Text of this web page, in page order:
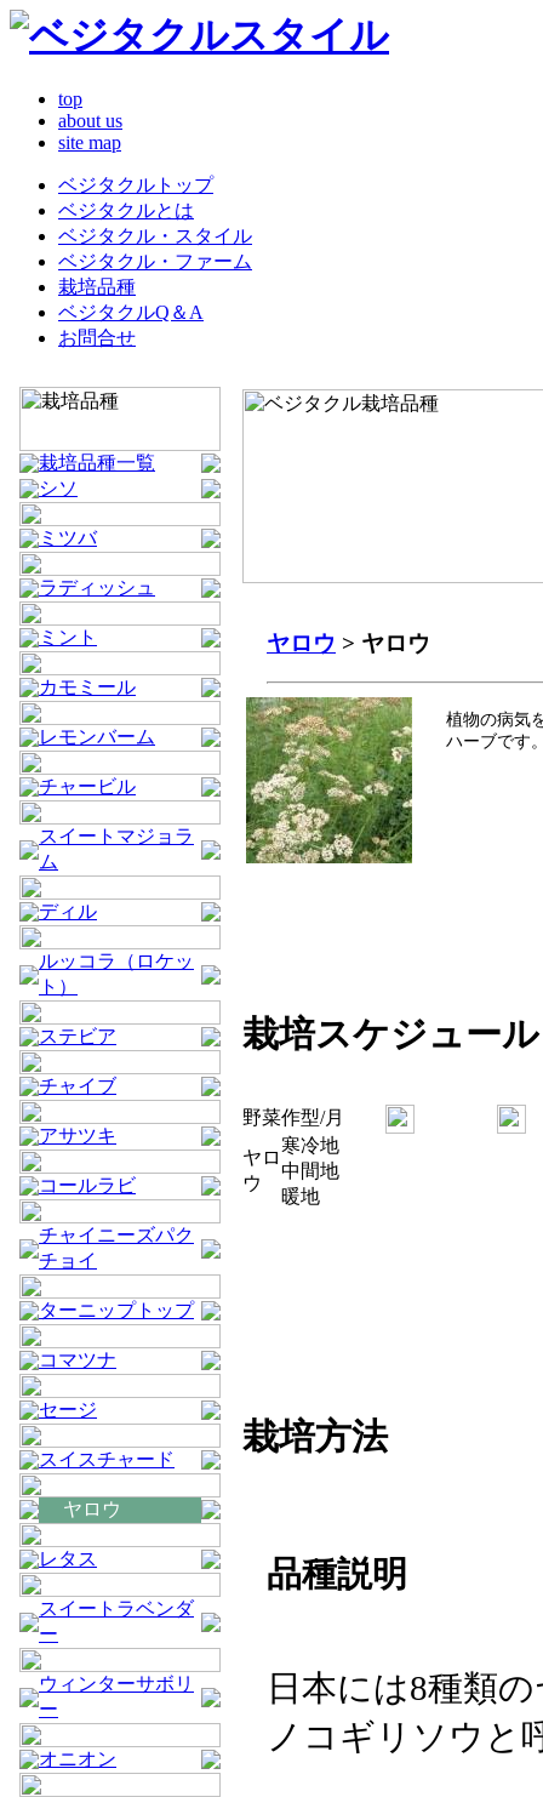
top
about us
site map
ベジタクルトップ
ベジタクルとは
ベジタクル・スタイル
ベジタクル・ファーム
栽培品種
ベジタクルQ＆A
お問合せ
栽培品種一覧
シソ
ミツバ
ラディッシュ
ミント
カモミール
レモンバーム
チャービル
スイートマジョラ
ム
ディル
ルッコラ（ロケッ
ト）
ステビア
チャイブ
アサツキ
コールラビ
チャイニーズパク
チョイ
ターニップトップ
コマツナ
セージ
スイスチャード
ヤロウ
レタス
スイートラベンダ
ー
ウィンターサボリ
ー
オニオン
ヤロウ > ヤロウ
植物の病気
ハーブです
栽培スケジュール
野菜作型/月
ヤロ
ウ
寒冷地
中間地
暖地
栽培方法
品種説明
日本には8種類
ノコギリソウと